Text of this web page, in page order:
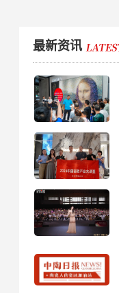
最新资讯